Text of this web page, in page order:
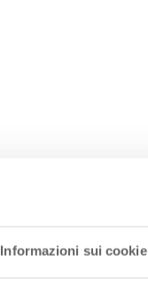
Informazioni sui cookie